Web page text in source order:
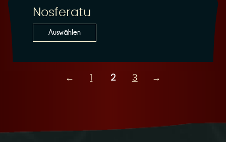
Nosferatu
Auswählen
← 2 3 →